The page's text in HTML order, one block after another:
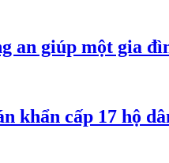
an giúp một gia
khẩn cấp 17 hộ